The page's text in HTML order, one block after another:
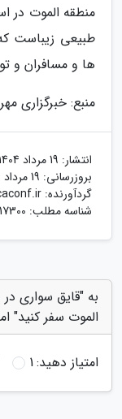
منطقه الموت در
طبیعی زیباست
ها و مسافران و
منبع: خبرگزاری مهر
انتشار: 19 مرداد 1404
بروزرسانی: 19 مرداد 1404
گردآورنده:
شناسه مطلب: 17300
به "قایق سواری
الموت سفر کنید"
امتیاز دهید:1